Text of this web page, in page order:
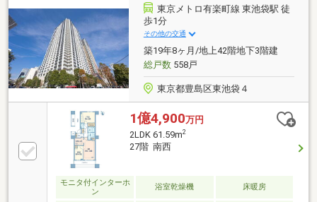
『０．８４５％～』【がん保障特約】【3大疾病保
障・5つの重度慢性疾患保障・W入院サポート】【一部
繰上返済手数料 0円】etc◇◇◇◇TERASSは日経ク
ロストレンド「未来の市場をつくる100社」に選出さ
れております◇◇◇◇
東京メトロ有楽町線 東池袋駅 徒
歩1分
その他の交通
築19年8ヶ月/地上42階地下3階建
総戸数558戸
東京都豊島区東池袋４
1億4,900万円
2LDK 61.59m2
27階 南西
モニタ付インターホ
ン
浴室乾燥機 床暖房